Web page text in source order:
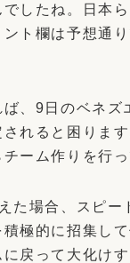
したね。日本
ト欄は予想通
、9日のベネズ
れると困りま
ーム作りを行っ
た場合、スピー
極的に招集し
戻って大化け